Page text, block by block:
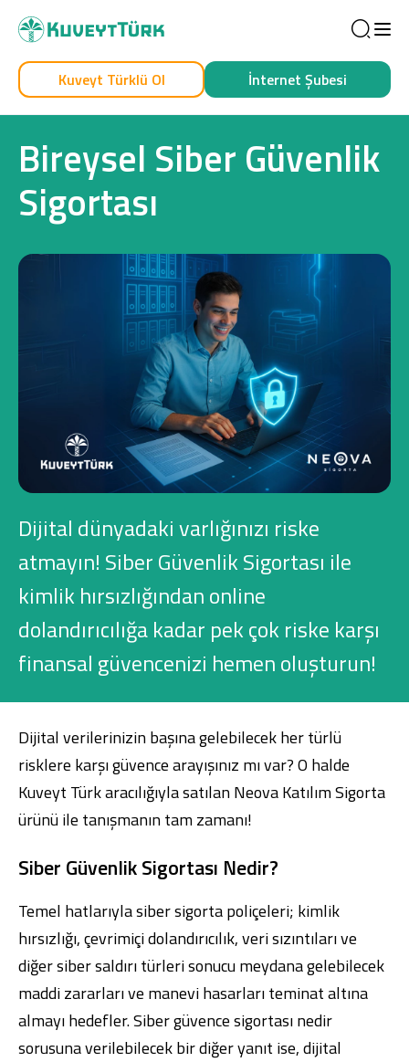
Kendim İçin
Dijital Bankacılık Hakkımızda Finans Portalı
Yatırımcı İlişkileri
Şube ve ATM’ler
İletişim
Ürün ve Hizmet Ücretleri
Englishالعربية
İşim İçin
Dijital Bankacılık Hakkımızda Finans Portalı
Yatırımcı İlişkileri
Şube ve ATM’ler
İletişim
Ürün ve Hizmet Ücretleri
English
Konut Finansmanı
Yatırım Fonları
Ticari Kartlar
Tarım Finansmanı
Yatırım
Kuveyt Türklü Ol İnternet Şubesi
Bireysel Siber Güvenlik
Sigortası
Dijital dünyadaki varlığınızı riske
atmayın! Siber Güvenlik Sigortası ile
kimlik hırsızlığından online
dolandırıcılığa kadar pek çok riske karşı
finansal güvencenizi hemen oluşturun!
Dijital verilerinizin başına gelebilecek her türlü
risklere karşı güvence arayışınız mı var? O halde
Kuveyt Türk aracılığıyla satılan Neova Katılım Sigorta
ürünü ile tanışmanın tam zamanı!
Siber Güvenlik Sigortası Nedir?
Temel hatlarıyla siber sigorta poliçeleri; kimlik
hırsızlığı, çevrimiçi dolandırıcılık, veri sızıntıları ve
diğer siber saldırı türleri sonucu meydana gelebilecek
maddi zararları ve manevi hasarları teminat altına
almayı hedefler. Siber güvence sigortası nedir
sorusuna verilebilecek bir diğer yanıt ise, dijital